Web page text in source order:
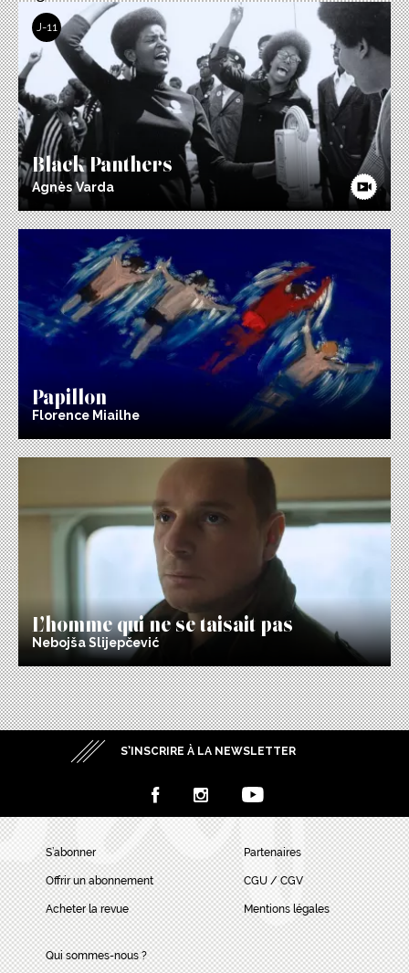
J-11
Black Panthers
Agnès Varda
Papillon
Florence Miailhe
L’homme qui ne se taisait pas
Nebojša Slijepčević
S’INSCRIRE À LA NEWSLETTER
S’abonner
Offrir un abonnement
Acheter la revue
Partenaires
CGU / CGV
Mentions légales
Qui sommes-nous ?